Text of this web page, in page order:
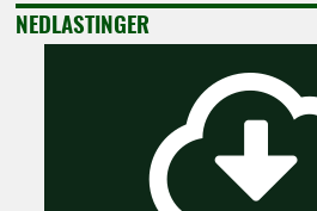
NEDLASTINGER